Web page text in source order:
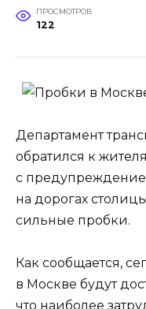
ПРОСМОТРОВ
122
Департамент
обратился к
с
на дорогах
сильные пробки.
Как сообщается,
в Москве будут
что наиболее